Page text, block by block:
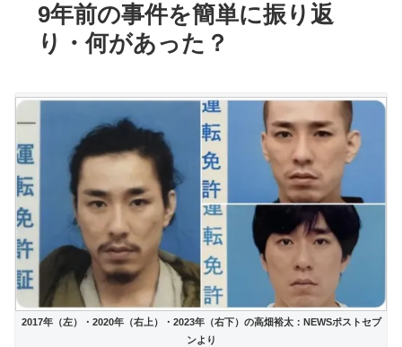
9年前の事件を簡単に振り返
り・何があった？
2017年（左）・2020年（右上）・2023年（右下）の高畑裕太：NEWSポストセブ
ンより